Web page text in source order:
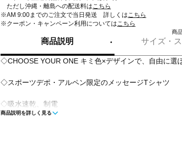
ただし沖縄・離島への配送料はこちら
※AM 9:00までのご注文で当日発送 詳しくはこちら
※クーポン・キャンペーン利用についてはこちら
商
商品説明 サイズ・
◇CHOOSE YOUR ONE キミ色×デザインで、自由に選
◇スポーツデポ・アルペン限定のメッセージTシャツ
◇吸水速乾、制電
商品説明を詳しく見る